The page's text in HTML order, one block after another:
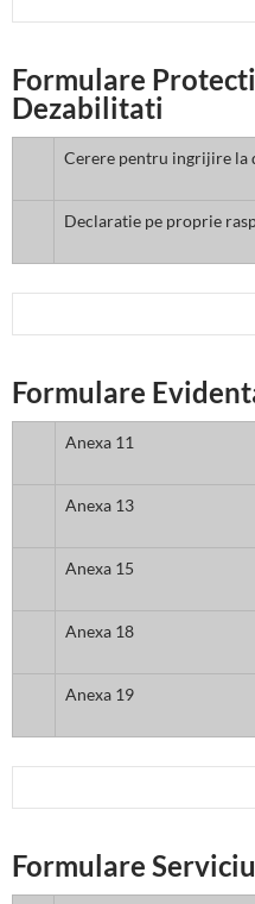
Formulare
Dezabilitati
Cerere pentru ingrijire la
Declaratie pe proprie
Formulare
Anexa 11
Anexa 13
Anexa 15
Anexa 18
Anexa 19
Formulare